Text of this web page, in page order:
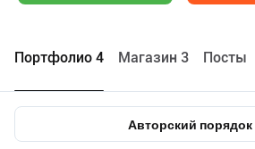
Портфолио 4 Maгазин 3 Посты
Авторский порядок